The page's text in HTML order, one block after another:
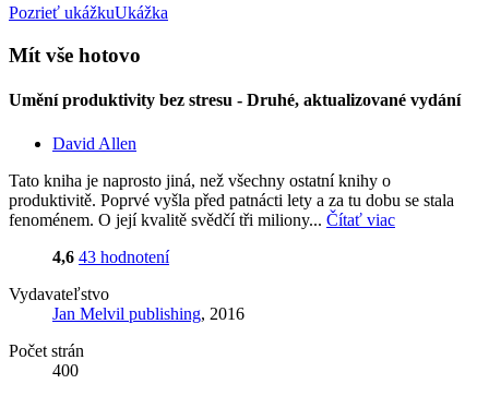
Pozrieť ukážkuUkážka
Mít vše hotovo
Umění produktivity bez stresu - Druhé, aktualizované vydání
David Allen
Tato kniha je naprosto jiná, než všechny ostatní knihy o
produktivitě. Poprvé vyšla před patnácti lety a za tu dobu se stala
fenoménem. O její kvalitě svědčí tři miliony... Čítať viac
4,6 43 hodnotení
Vydavateľstvo
Jan Melvil publishing, 2016
Počet strán
400